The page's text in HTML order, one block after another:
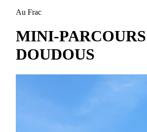
Au Frac
MINI-
DOUDOUS